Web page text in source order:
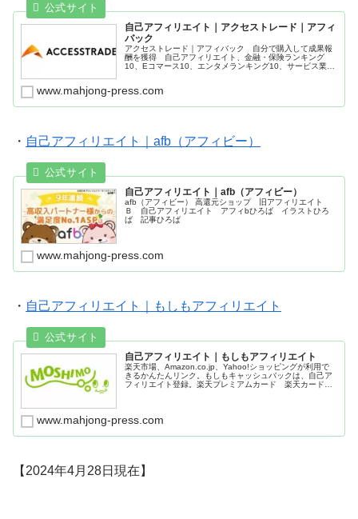
自己アフィリエイト｜アクセストレード｜アフィ
バック
アクセストレード｜アフィバック 自分で購入して成果報
酬を獲得 自己アフィリエイト、金融・保険ランキング
10、Eコマース10、エンタメランキング10、サービス業ラ
www.mahjong-press.com
・ 自己アフィリエイト｜afb（アフィビー）
自己アフィリエイト｜afb（アフィビー）
afb（アフィビー） 高還元ショップ 旧アフィリエイト
Ｂ 自己アフィリエイト アフィbひろば イラストひろ
ば 記事ひろば
www.mahjong-press.com
・ 自己アフィリエイト｜もしもアフィリエイト
自己アフィリエイト｜もしもアフィリエイト
楽天市場、Amazon.co.jp、Yahoo!ショッピングが利用で
きるかんたんリンク。もしもキャッシュバックは、自己ア
フィリエイト登録。楽天プレミアムカード 楽天カード
www.mahjong-press.com
【2024年4月28日現在】